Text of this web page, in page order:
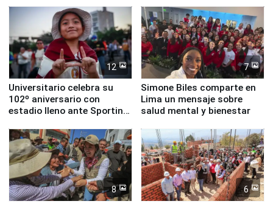
12
Universitario celebra su
102º aniversario con
estadio lleno ante Sporting
7
Simone Biles comparte en
Lima un mensaje sobre
salud mental y bienestar
8 6